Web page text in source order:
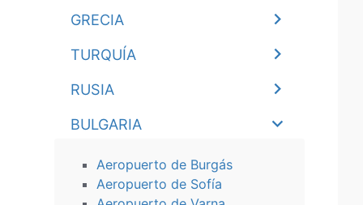
GRECIA
TURQUÍA
RUSIA
BULGARIA
Aeropuerto de Burgás
Aeropuerto de Sofía